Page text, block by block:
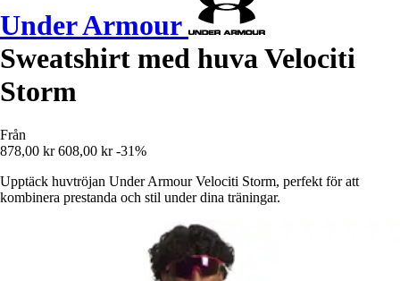
Under Armour
Sweatshirt med huva Velociti
Storm
Från
878,00 kr 608,00 kr -31%
Upptäck huvtröjan Under Armour Velociti Storm, perfekt för att
kombinera prestanda och stil under dina träningar.